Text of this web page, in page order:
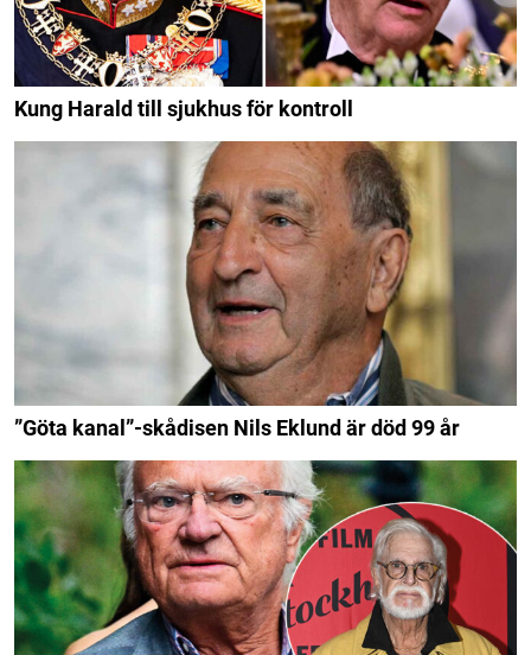
Kung Harald till sjukhus för kontroll
”Göta kanal”-skådisen Nils Eklund är död 99 år